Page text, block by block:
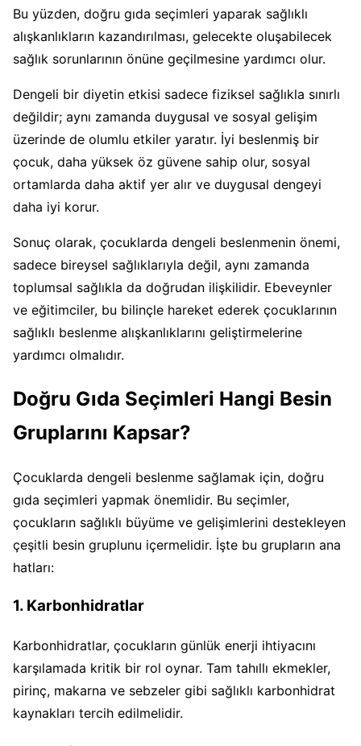
Bu yüzden, doğru gıda seçimleri yaparak sağlıklı
alışkanlıkların kazandırılması, gelecekte oluşabilecek
sağlık sorunlarının önüne geçilmesine yardımcı olur.
Dengeli bir diyetin etkisi sadece fiziksel sağlıkla sınırlı
değildir; aynı zamanda duygusal ve sosyal gelişim
üzerinde de olumlu etkiler yaratır. İyi beslenmiş bir
çocuk, daha yüksek öz güvene sahip olur, sosyal
ortamlarda daha aktif yer alır ve duygusal dengeyi
daha iyi korur.
Sonuç olarak, çocuklarda dengeli beslenmenin önemi,
sadece bireysel sağlıklarıyla değil, aynı zamanda
toplumsal sağlıkla da doğrudan ilişkilidir. Ebeveynler
ve eğitimciler, bu bilinçle hareket ederek çocuklarının
sağlıklı beslenme alışkanlıklarını geliştirmelerine
yardımcı olmalıdır.
Doğru Gıda Seçimleri Hangi Besin
Gruplarını Kapsar?
Çocuklarda dengeli beslenme sağlamak için, doğru
gıda seçimleri yapmak önemlidir. Bu seçimler,
çocukların sağlıklı büyüme ve gelişimlerini destekleyen
çeşitli besin gruplunu içermelidir. İşte bu grupların ana
hatları:
1. Karbonhidratlar
Karbonhidratlar, çocukların günlük enerji ihtiyacını
karşılamada kritik bir rol oynar. Tam tahıllı ekmekler,
pirinç, makarna ve sebzeler gibi sağlıklı karbonhidrat
kaynakları tercih edilmelidir.